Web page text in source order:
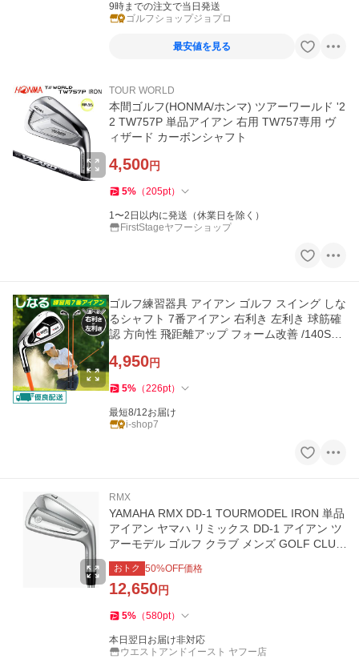
9時までの注文で当日発送
ゴルフショップジョプロ
最安値を見る
TOUR WORLD
本間ゴルフ(HONMA/ホンマ) ツアーワールド '2
2 TW757P 単品アイアン 右用 TW757専用 ヴ
ィザード カーボンシャフト
4,500円
5% （205pt）
1〜2日以内に発送（休業日を除く）
FirstStageヤフーショップ
ゴルフ練習器具 アイアン ゴルフ スイング しな
るシャフト 7番アイアン 右利き 左利き 球筋確
認 方向性 飛距離アップ フォーム改善 /140S◇
4,950円
5% （226pt）
最短8/12お届け
i-shop7
RMX
YAMAHA RMX DD-1 TOURMODEL IRON 単品
アイアン ヤマハ リミックス DD-1 アイアン ツ
アーモデル ゴルフ クラブ メンズ GOLF CLUB
2026モデル
おトク 50%OFF価格
12,650円
5% （580pt）
本日翌日お届け非対応
ウエストアンドイースト ヤフー店